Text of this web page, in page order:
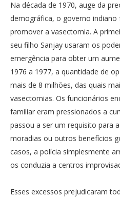
Na década de 1970, auge da
demográfica, o governo
promover a vasectomia. A
seu filho Sanjay usaram os
emergência para obter um
1976 a 1977, a quantidade de
mais de 8 milhões, das quais
vasectomias. Os funcionários
familiar eram pressionados a
passou a ser um requisito para
moradias ou outros benefícios
casos, a polícia simplesmente
os conduzia a centros
Esses excessos prejudicaram